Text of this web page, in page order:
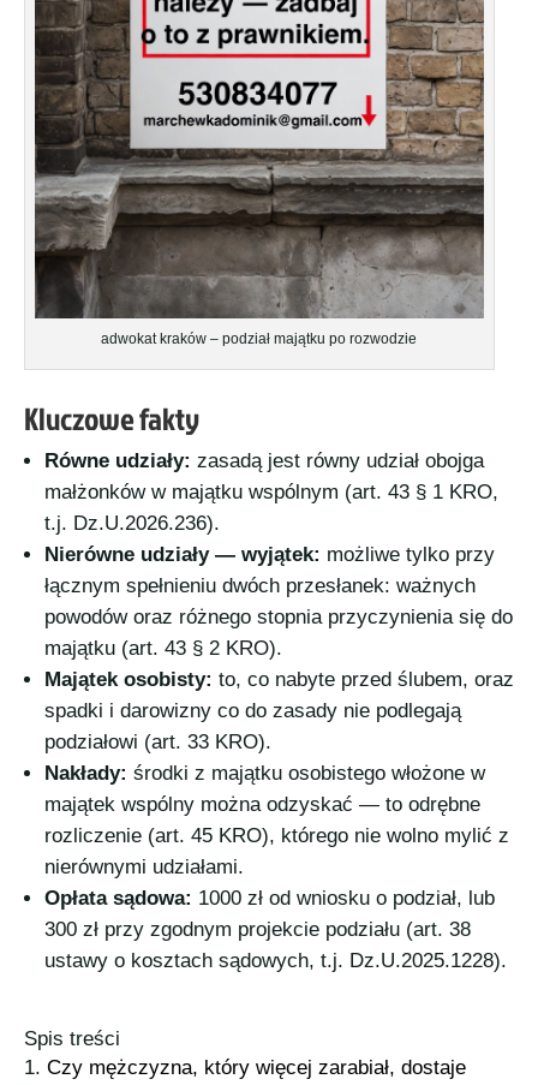
adwokat kraków – podział majątku po rozwodzie
Kluczowe fakty
Równe udziały: zasadą jest równy udział obojga
małżonków w majątku wspólnym (art. 43 § 1 KRO,
t.j. Dz.U.2026.236).
Nierówne udziały — wyjątek: możliwe tylko przy
łącznym spełnieniu dwóch przesłanek: ważnych
powodów oraz różnego stopnia przyczynienia się do
majątku (art. 43 § 2 KRO).
Majątek osobisty: to, co nabyte przed ślubem, oraz
spadki i darowizny co do zasady nie podlegają
podziałowi (art. 33 KRO).
Nakłady: środki z majątku osobistego włożone w
majątek wspólny można odzyskać — to odrębne
rozliczenie (art. 45 KRO), którego nie wolno mylić z
nierównymi udziałami.
Opłata sądowa: 1000 zł od wniosku o podział, lub
300 zł przy zgodnym projekcie podziału (art. 38
ustawy o kosztach sądowych, t.j. Dz.U.2025.1228).
Spis treści
Czy mężczyzna, który więcej zarabiał, dostaje